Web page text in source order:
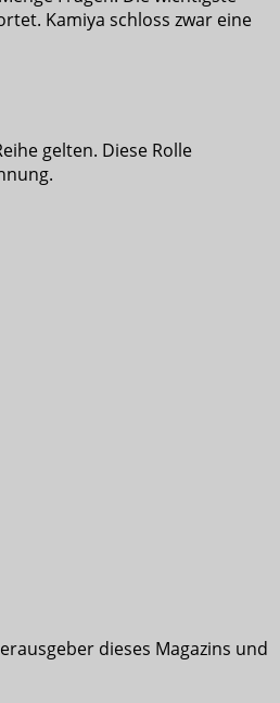
Kamiya schloss zwar eine
gelten. Diese Rolle
dieses Magazins und